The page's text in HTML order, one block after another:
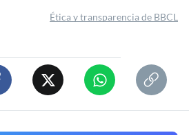
Ética y transparencia de BBCL